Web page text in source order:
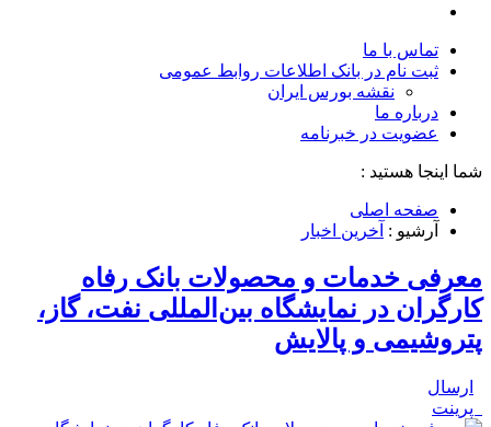
تماس با ما
ثبت نام در بانک اطلاعات روابط عمومی
نقشه بورس ایران
درباره ما
عضويت در خبرنامه
شما اینجا هستید :
صفحه اصلی
آرشیو : آخرین اخبار
معرفی خدمات و محصولات بانک رفاه
کارگران در نمایشگاه بین‌المللی نفت، گاز،
پتروشیمی و پالایش
ارسال
پرینت